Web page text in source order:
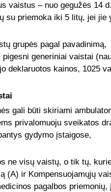
vaistus – nuo gegužės 14
su priemoka iki 5 litų, jei jie
grupės pagal pavadinimą,
generiniai vaistai
deklaruotos kainos, 1025
gali būti skiriami
privalomuoju sveikatos
gydymo įstaigose,
ne visų vaistų, o tik tų,
(A) ir Kompensuojamųjų
pagalbos priemonių,